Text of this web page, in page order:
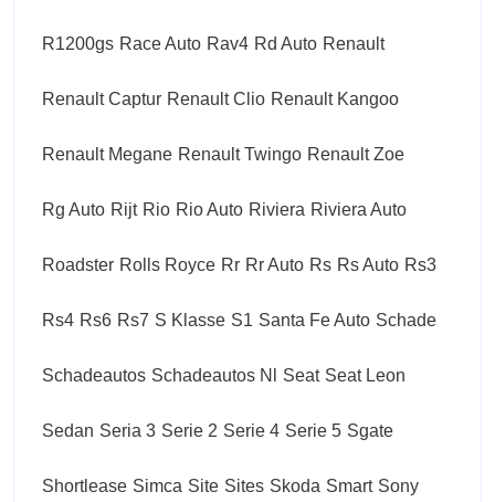
R1200gs Race Auto Rav4 Rd Auto Renault
Renault Captur Renault Clio Renault Kangoo
Renault Megane Renault Twingo Renault Zoe
Rg Auto Rijt Rio Rio Auto Riviera Riviera Auto
Roadster Rolls Royce Rr Rr Auto Rs Rs Auto Rs3
Rs4 Rs6 Rs7 S Klasse S1 Santa Fe Auto Schade
Schadeautos Schadeautos Nl Seat Seat Leon
Sedan Seria 3 Serie 2 Serie 4 Serie 5 Sgate
Shortlease Simca Site Sites Skoda Smart Sony